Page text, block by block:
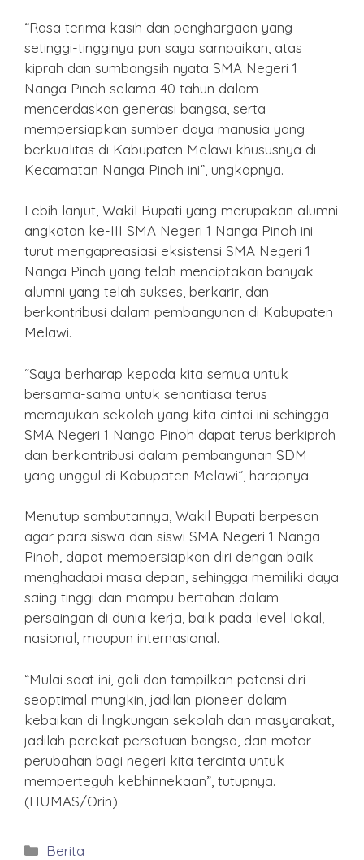
“Rasa terima kasih dan penghargaan yang
setinggi-tingginya pun saya sampaikan, atas
kiprah dan sumbangsih nyata SMA Negeri 1
Nanga Pinoh selama 40 tahun dalam
mencerdaskan generasi bangsa, serta
mempersiapkan sumber daya manusia yang
berkualitas di Kabupaten Melawi khususnya di
Kecamatan Nanga Pinoh ini”, ungkapnya.
Lebih lanjut, Wakil Bupati yang merupakan alumni
angkatan ke-III SMA Negeri 1 Nanga Pinoh ini
turut mengapreasiasi eksistensi SMA Negeri 1
Nanga Pinoh yang telah menciptakan banyak
alumni yang telah sukses, berkarir, dan
berkontribusi dalam pembangunan di Kabupaten
Melawi.
“Saya berharap kepada kita semua untuk
bersama-sama untuk senantiasa terus
memajukan sekolah yang kita cintai ini sehingga
SMA Negeri 1 Nanga Pinoh dapat terus berkiprah
dan berkontribusi dalam pembangunan SDM
yang unggul di Kabupaten Melawi”, harapnya.
Menutup sambutannya, Wakil Bupati berpesan
agar para siswa dan siswi SMA Negeri 1 Nanga
Pinoh, dapat mempersiapkan diri dengan baik
menghadapi masa depan, sehingga memiliki daya
saing tinggi dan mampu bertahan dalam
persaingan di dunia kerja, baik pada level lokal,
nasional, maupun internasional.
“Mulai saat ini, gali dan tampilkan potensi diri
seoptimal mungkin, jadilan pioneer dalam
kebaikan di lingkungan sekolah dan masyarakat,
jadilah perekat persatuan bangsa, dan motor
perubahan bagi negeri kita tercinta untuk
memperteguh kebhinnekaan”, tutupnya.
(HUMAS/Orin)
Kategori
Berita